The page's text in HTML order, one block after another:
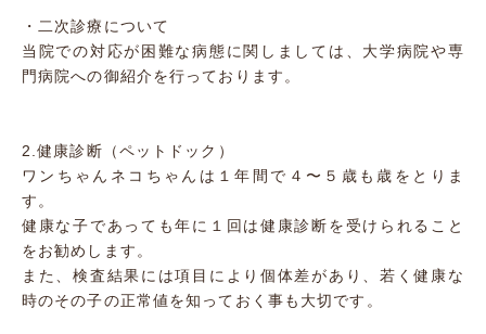
・二次診療について
当院での対応が困難な病態に関しましては、大学病院や専
門病院への御紹介を行っております。
2.健康診断（ペットドック）
ワンちゃんネコちゃんは１年間で４〜５歳も歳をとりま
す。
健康な子であっても年に１回は健康診断を受けられること
をお勧めします。
また、検査結果には項目により個体差があり、若く健康な
時のその子の正常値を知っておく事も大切です。